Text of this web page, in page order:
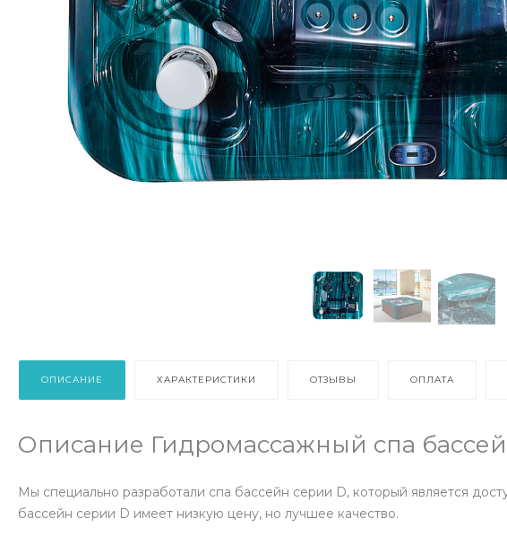
ОПИСАНИЕ ХАРАКТЕРИСТИКИ ОТЗЫВЫ ОПЛАТА
Описание Гидромассажный спа
Мы специально разработали спа бассейн серии D, который является
бассейн серии D имеет низкую цену, но лучшее качество.